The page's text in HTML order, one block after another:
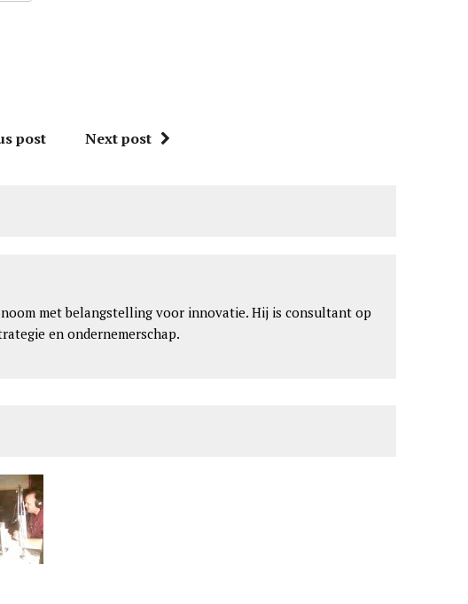
post Next post
met belangstelling voor innovatie. Hij is consultant op
en ondernemerschap.